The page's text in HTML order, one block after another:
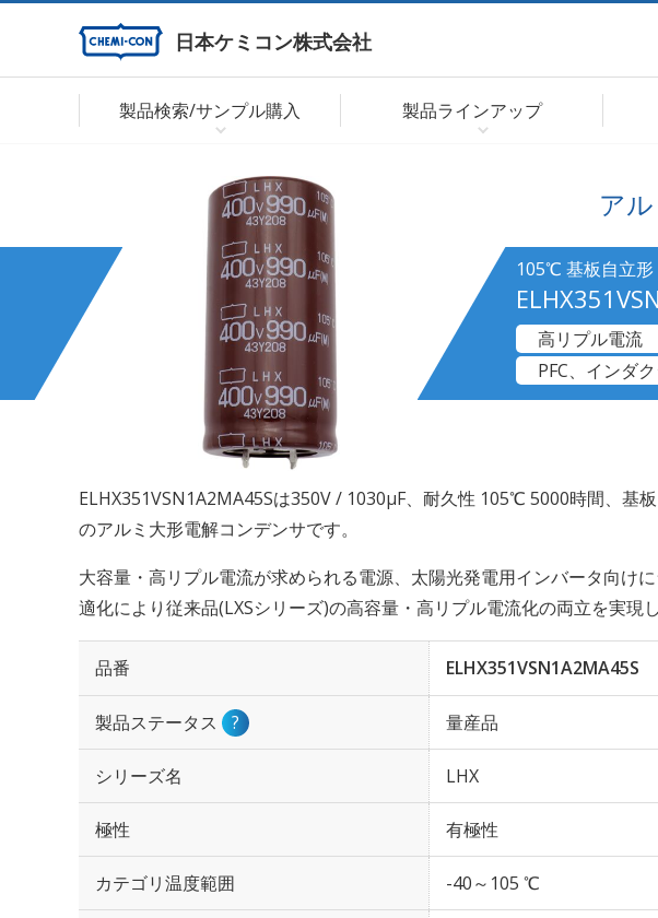
日本ケミコン株式会社
製品検索/サンプル購入 製品ラインアップ
ア
105℃ 基板自立形
高リプル電流
PFC、インダ
ELHX351VSN1A2MA45Sは350V / 1030µF、耐久性 105℃ 5000時間、基
のアルミ大形電解コンデンサです。
大容量・高リプル電流が求められる電源、太陽光発電用インバータ向け
適化により従来品(LXSシリーズ)の高容量・高リプル電流化の両立を実現
品番 ELHX351VSN1A2MA45S
製品ステータス ? 量産品
シリーズ名 LHX
極性 有極性
カテゴリ温度範囲 -40～105 ℃